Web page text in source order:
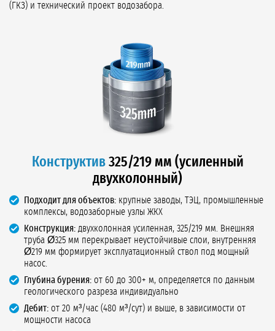
(ГКЗ) и технический проект водозабора.
Конструктив325/219 мм (усиленный
двухколонный)
Подходит для объектов: крупные заводы, ТЭЦ, промышленные
комплексы, водозаборные узлы ЖКХ
Конструкция: двухколонная усиленная, 325/219 мм. Внешняя
труба Ø325 мм перекрывает неустойчивые слои, внутренняя
Ø219 мм формирует эксплуатационный ствол под мощный
насос.
Глубина бурения: от 60 до 300+ м, определяется по данным
геологического разреза индивидуально
Дебит: от 20 м³/час (480 м³/сут) и выше, в зависимости от
мощности насоса